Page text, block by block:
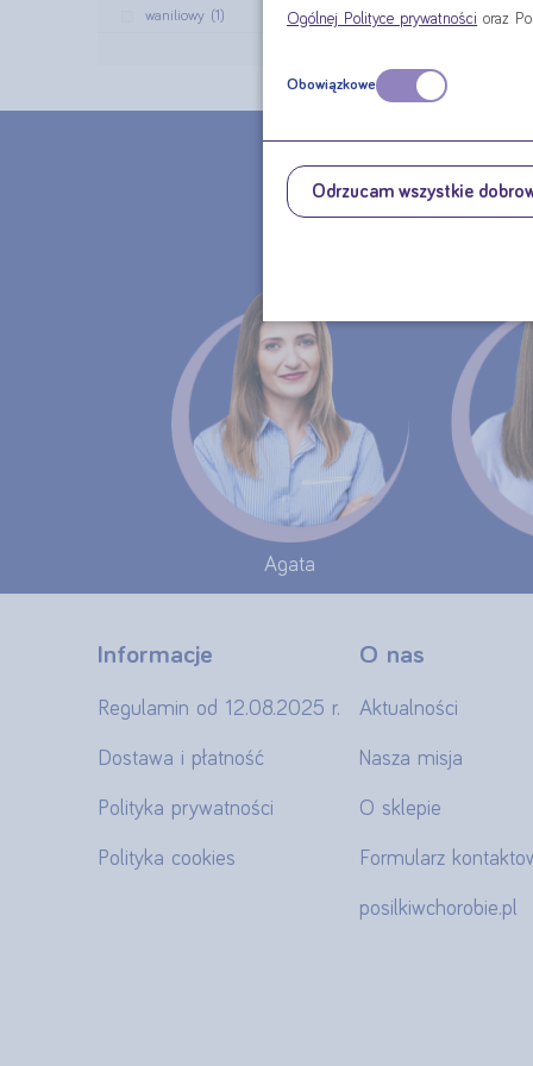
waniliowy (1)
Agata
Informacje
Regulamin od 12.08.2025 r.
Dostawa i płatność
Polityka prywatności
Polityka cookies
O nas
Aktualności
Nasza misja
O sklepie
Formularz
posilkiwchorobie.pl
Ogólnej Polityce prywatności oraz
Obowiązkowe
Odrzucam wszystkie